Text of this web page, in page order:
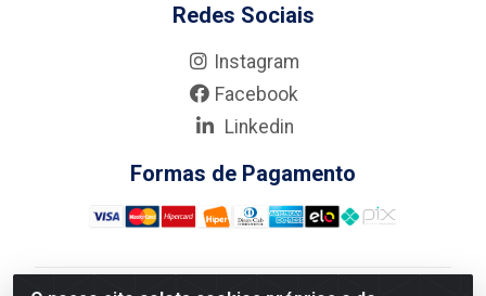
Redes Sociais
Instagram
Facebook
Linkedin
Formas de Pagamento